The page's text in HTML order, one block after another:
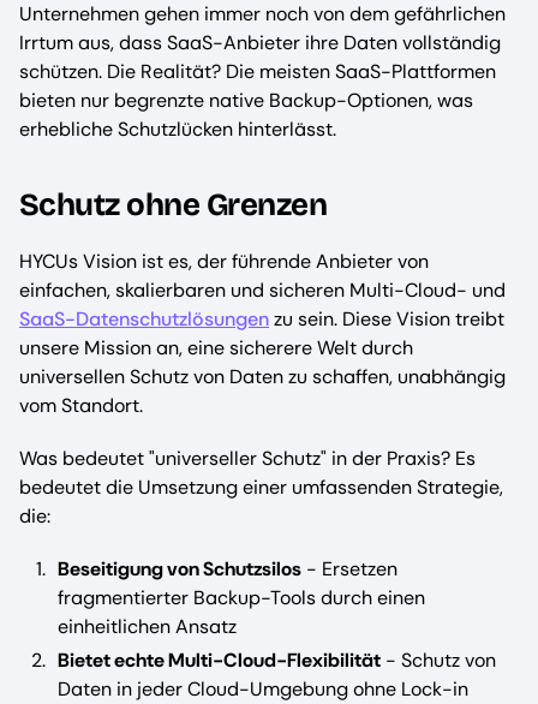
Unternehmen gehen immer noch von dem gefährlichen
Irrtum aus, dass SaaS-Anbieter ihre Daten vollständig
schützen. Die Realität? Die meisten SaaS-Plattformen
bieten nur begrenzte native Backup-Optionen, was
erhebliche Schutzlücken hinterlässt.
Schutz ohne Grenzen
HYCUs Vision ist es, der führende Anbieter von
einfachen, skalierbaren und sicheren Multi-Cloud- und
SaaS-Datenschutzlösungenzu sein. Diese Vision treibt
unsere Mission an, eine sicherere Welt durch
universellen Schutz von Daten zu schaffen, unabhängig
vom Standort.
Was bedeutet "universeller Schutz" in der Praxis? Es
bedeutet die Umsetzung einer umfassenden Strategie,
die:
Beseitigung von Schutzsilos - Ersetzen
fragmentierter Backup-Tools durch einen
einheitlichen Ansatz
Bietet echte Multi-Cloud-Flexibilität - Schutz von
Daten in jeder Cloud-Umgebung ohne Lock-in